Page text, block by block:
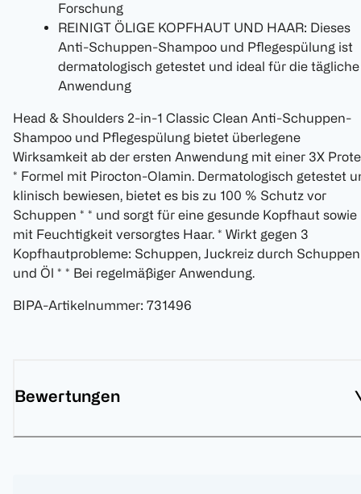
Forschung
REINIGT ÖLIGE KOPFHAUT UND HAAR: Dieses
Anti-Schuppen-Shampoo und Pflegespülung ist
dermatologisch getestet und ideal für die tägliche
Anwendung
Head & Shoulders 2-in-1 Classic Clean Anti-Schuppen-
Shampoo und Pflegespülung bietet überlegene
Wirksamkeit ab der ersten Anwendung mit einer 3X
* Formel mit Pirocton-Olamin. Dermatologisch getestet
klinisch bewiesen, bietet es bis zu 100 % Schutz vor
Schuppen * * und sorgt für eine gesunde Kopfhaut sowie
mit Feuchtigkeit versorgtes Haar. * Wirkt gegen 3
Kopfhautprobleme: Schuppen, Juckreiz durch Schuppen
und Öl * * Bei regelmäßiger Anwendung.
BIPA-Artikelnummer: 731496
Bewertungen